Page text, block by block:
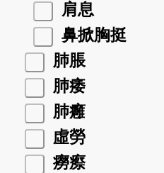
肩息
鼻掀胸挺
肺脹
肺痿
肺癰
虛勞
癆瘵